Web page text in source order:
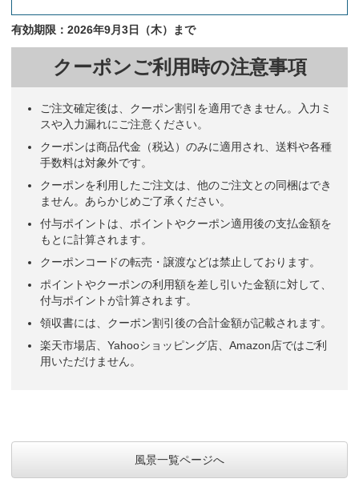
有効期限：2026年9月3日（木）まで
クーポンご利用時の注意事項
ご注文確定後は、クーポン割引を適用できません。入力ミ
スや入力漏れにご注意ください。
クーポンは商品代金（税込）のみに適用され、送料や各種
手数料は対象外です。
クーポンを利用したご注文は、他のご注文との同梱はでき
ません。あらかじめご了承ください。
付与ポイントは、ポイントやクーポン適用後の支払金額を
もとに計算されます。
クーポンコードの転売・譲渡などは禁止しております。
ポイントやクーポンの利用額を差し引いた金額に対して、
付与ポイントが計算されます。
領収書には、クーポン割引後の合計金額が記載されます。
楽天市場店、Yahooショッピング店、Amazon店ではご利
用いただけません。
風景一覧ページへ